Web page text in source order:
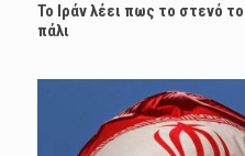
Το Ιράν λέει πως το στενό
πάλι